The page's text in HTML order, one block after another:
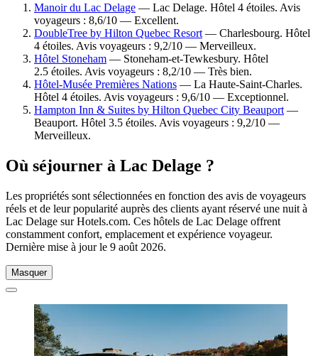
Manoir du Lac Delage — Lac Delage. Hôtel 4 étoiles. Avis
voyageurs : 8,6/10 — Excellent.
DoubleTree by Hilton Quebec Resort — Charlesbourg. Hôtel
4 étoiles. Avis voyageurs : 9,2/10 — Merveilleux.
Hôtel Stoneham — Stoneham-et-Tewkesbury. Hôtel
2.5 étoiles. Avis voyageurs : 8,2/10 — Très bien.
Hôtel-Musée Premières Nations — La Haute-Saint-Charles.
Hôtel 4 étoiles. Avis voyageurs : 9,6/10 — Exceptionnel.
Hampton Inn & Suites by Hilton Quebec City Beauport —
Beauport. Hôtel 3.5 étoiles. Avis voyageurs : 9,2/10 —
Merveilleux.
Où séjourner à Lac Delage ?
Les propriétés sont sélectionnées en fonction des avis de voyageurs
réels et de leur popularité auprès des clients ayant réservé une nuit à
Lac Delage sur Hotels.com. Ces hôtels de Lac Delage offrent
constamment confort, emplacement et expérience voyageur.
Dernière mise à jour le 9 août 2026.
Masquer